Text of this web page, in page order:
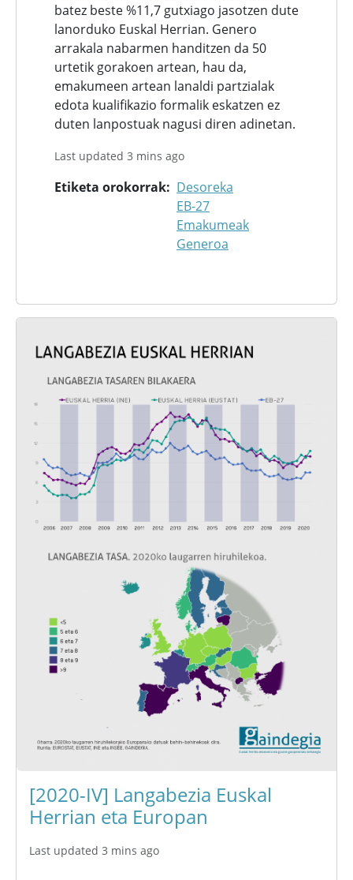
batez beste %11,7 gutxiago jasotzen dute
lanorduko Euskal Herrian. Genero
arrakala nabarmen handitzen da 50
urtetik gorakoen artean, hau da,
emakumeen artean lanaldi partzialak
edota kualifikazio formalik eskatzen ez
duten lanpostuak nagusi diren adinetan.
Last updated 3 mins ago
Etiketa orokorrak
Desoreka
EB-27
Emakumeak
Generoa
[2020-IV] Langabezia Euskal
Herrian eta Europan
Last updated 3 mins ago